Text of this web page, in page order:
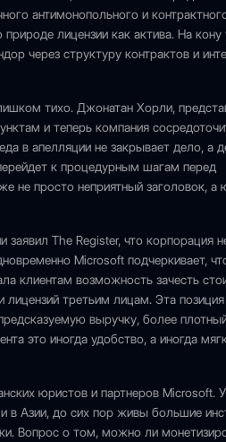
антимонопольного и
лицензии как актива. На
через структуру контрактов и
тихо. Джонатан Хорли,
и теперь компания
в апелляции не закрывает дело, а
к процедурным шагам перед
не просто неприятный заголовок, а
The Register, что корпорация
Microsoft подчеркивает,
клиентам возможность зачесть
третьим лицам. Эта
выручку, более
это иногда удобство, а иногда
юристов и партнеров Microsoft.
в Азии, до сих пор живы большие
Вопрос о том, можно ли